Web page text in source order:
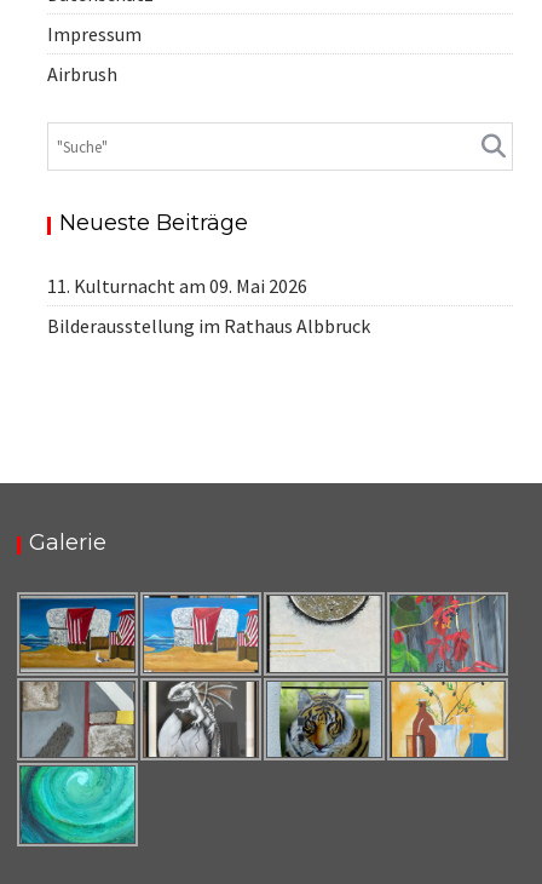
Impressum
Airbrush
Neueste Beiträge
11. Kulturnacht am 09. Mai 2026
Bilderausstellung im Rathaus Albbruck
Galerie